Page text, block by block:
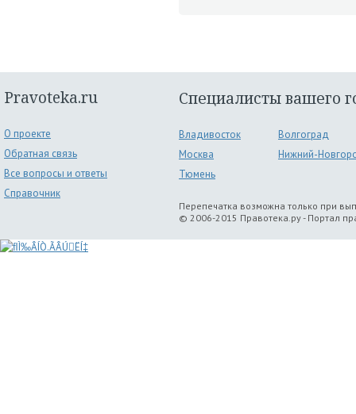
Pravoteka.ru
О проекте
Обратная связь
Все вопросы и ответы
Справочник
Специалисты вашего
Владивосток
Волгоград
Москва
Нижний-
Тюмень
Перепечатка возможна только при
© 2006-2015 Правотека.ру - Портал